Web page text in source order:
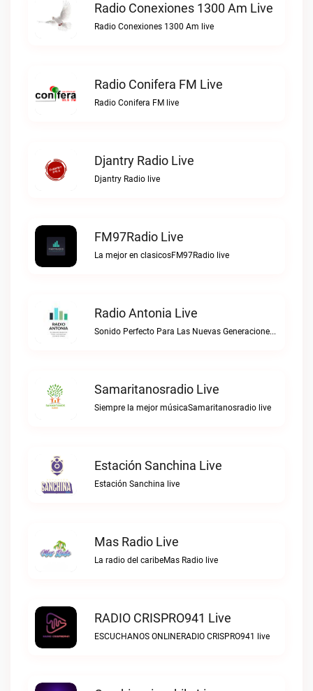
Radio Conexiones 1300 Am Live
Radio Conexiones 1300 Am live
Radio Conifera FM Live
Radio Conifera FM live
Djantry Radio Live
Djantry Radio live
FM97Radio Live
La mejor en clasicosFM97Radio live
Radio Antonia Live
Sonido Perfecto Para Las Nuevas GeneracionesRadio Antonia live
Samaritanosradio Live
Siempre la mejor músicaSamaritanosradio live
Estación Sanchina Live
Estación Sanchina live
Mas Radio Live
La radio del caribeMas Radio live
RADIO CRISPRO941 Live
ESCUCHANOS ONLINERADIO CRISPRO941 live